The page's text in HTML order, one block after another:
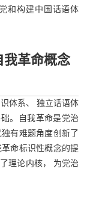
和构建中国话语体
我革命概念
体系、 独立话语体
。自我革命是党治
有难题角度创新了
命标识性概念的提
理论内核， 为党治